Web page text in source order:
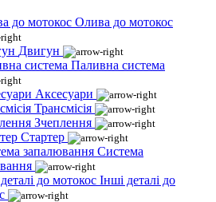
Олива до мотокос
Двигун
Паливна система
Аксесуари
Трансмісія
Зчеплення
Стартер
Система
Інші деталі до